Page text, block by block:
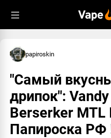
papiroskin
"Самый
дрипок":
Berserker MTL
Папироска РФ